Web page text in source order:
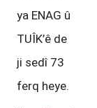
ya ENAG û
TUÎK’ê de
ji sedî 73
ferq heye.